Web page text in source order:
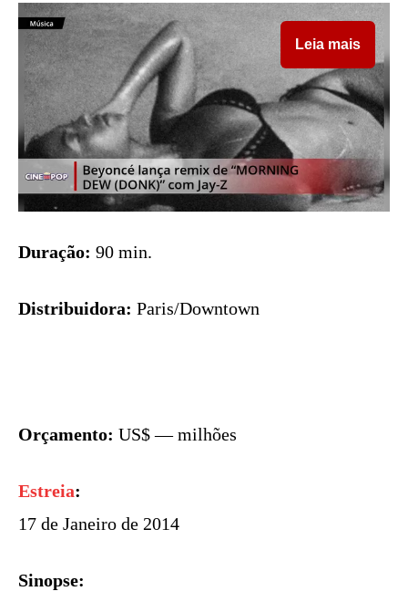
Leia mais
Duração: 90 min.
Distribuidora: Paris/Downtown
Orçamento: US$ — milhões
Estreia:
17 de Janeiro de 2014
Sinopse: